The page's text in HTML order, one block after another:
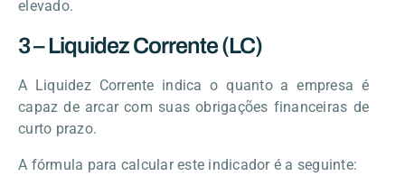
elevado.
3 – Liquidez Corrente (LC)
A Liquidez Corrente indica o quanto a empresa é
capaz de arcar com suas obrigações financeiras de
curto prazo.
A fórmula para calcular este indicador é a seguinte: